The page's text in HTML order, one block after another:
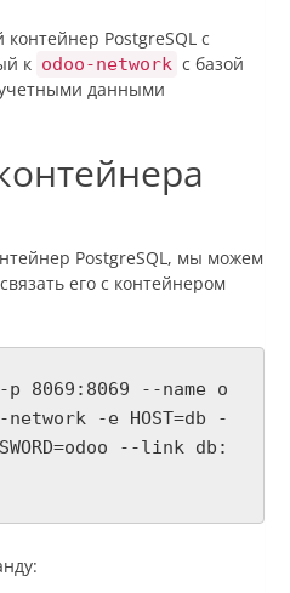
PostgreSQL с
к odoo-network с базой
данными
PostgreSQL, мы можем
его с контейнером
8069:8069 --name o
-e HOST=db -
--link db: